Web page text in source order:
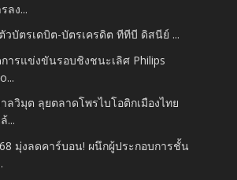
ลง...
วบัตรเดบิต-บัตรเครดิต ทีทีบี ดิสนีย์ ...
ารแข่งขันรอบชิงชนะเลิศ Philips
ลวิมุต ลุยตลาดโพรไบโอติกเมืองไทย
...
มุ่งลดคาร์บอน! ผนึกผู้ประกอบการชั้น